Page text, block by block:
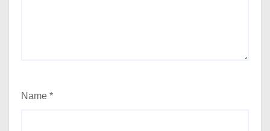
Name *